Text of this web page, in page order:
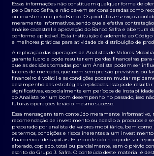
Essas informações não constituem qualquer forma de
pelo Banco Safra, e não devem ser consideradas como
ou investimento pelo Banco. Os produtos e serviços
meramente informativos, sendo que a efetiva
análise cadastral e aprovação do Banco Safra e abertura
conforme aplicável. Esta instituição é aderente ao
e melhores práticas para atividade de distribuição de
A replicação das operações de Analistas de Valores
garante lucro e pode resultar em perdas financeiras para
que as decisões tomadas por um Analista podem ser
fatores de mercado, que nem sempre são previsíveis ou
financeiro é volátil e as condições podem mudar
desempenho das estratégias replicadas. Isso pode
significativas, especialmente em períodos de
do Analista ter um bom desempenho no passado, isso
futuras operações terão o mesmo sucesso.
Essa mensagem tem conteúdo meramente informativo,
recomendação de investimento ou adesão a produtos e
preparado por analista de valores mobiliários, bem como
os termos, condições e riscos inerentes a um
financeiro e de capitais. Este conteúdo não pode ser
alterado, copiado, total ou parcialmente, sem o prévio
escrito do Grupo J. Safra. O conteúdo deste material é